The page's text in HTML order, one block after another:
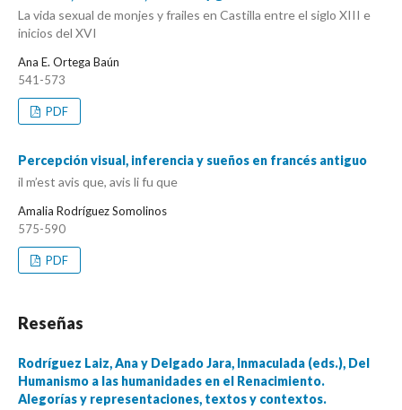
La vida sexual de monjes y frailes en Castilla entre el siglo XIII e
inicios del XVI
Ana E. Ortega Baún
541-573
PDF
Percepción visual, inferencia y sueños en francés antiguo
il m’est avis que, avis li fu que
Amalia Rodríguez Somolinos
575-590
PDF
Reseñas
Rodríguez Laiz, Ana y Delgado Jara, Inmaculada (eds.), Del
Humanismo a las humanidades en el Renacimiento.
Alegorías y representaciones, textos y contextos.